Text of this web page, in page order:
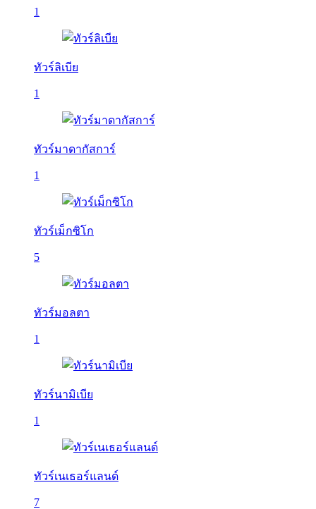
1
ทัวร์ลิเบีย
1
ทัวร์มาดากัสการ์
1
ทัวร์เม็กซิโก
5
ทัวร์มอลตา
1
ทัวร์นามิเบีย
1
ทัวร์เนเธอร์แลนด์
7